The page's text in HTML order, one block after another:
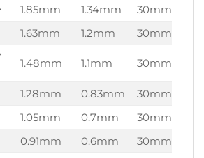
1.85mm 1.34mm
30mm
1.63mm 1.2mm 30mm
1.48mm 1.1mm 30mm
1.28mm 0.83mm
30mm
1.05mm 0.7mm
30mm
0.91mm 0.6mm
30mm